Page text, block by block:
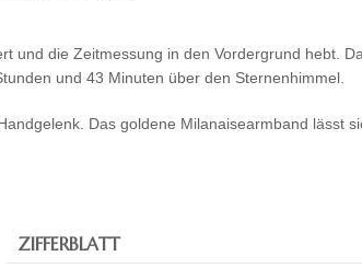
die Zeitmessung in den Vordergrund hebt.
und 43 Minuten über den Sternenhimmel.
Das goldene Milanaisearmband lässt
ZIFFERBLATT